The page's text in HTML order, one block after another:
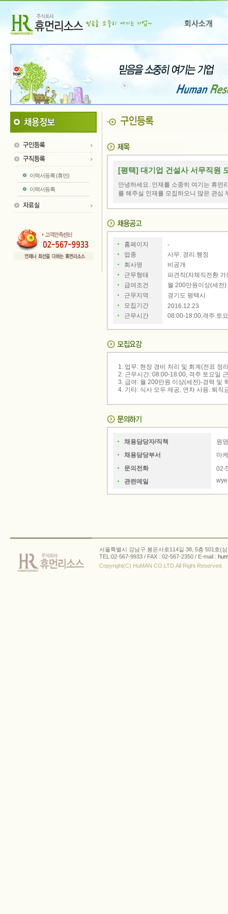
이력서등록 (휴먼)
이력서등록
[평택] 대기업 건설사 서무직원
안녕하세요. 인재를 소중히 여기는 휴먼
를 해주실 인재를 모집하오니 많은 관심
홈페이지
-
업종
사무. 경리.행정
회사명
비공개
근무형태
파견직(자체직전환 가
급여조건
월 200만원이상(세전)
근무지역
경기도 평택시
모집기간
2016.12.23
근무시간
08:00-18:00,격주 토
1. 업무: 현장 경비 처리 및 회계(전표 정
2. 근무시간: 08:00-18:00, 격주 토요일
3. 급여: 월 200만원 이상(세전)-경력 및
4. 기타: 식사 모두 제공, 연차 사용. 퇴직
채용담당자/직책
원
채용담당부서
마
문의전화
02-
관련메일
서울특별시 강남구 봉은사로114길 38, 5층 501호(
TEL:02-567-9933 / FAX : 02-567-2350 / E-mail :
Copyright(C) HuMAN CO,LTD,All Right Reserved.